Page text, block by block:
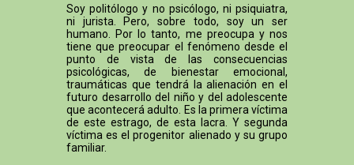
Soy politólogo y no psicólogo, ni psiquiatra,
ni jurista. Pero, sobre todo, soy un ser
humano. Por lo tanto, me preocupa y nos
tiene que preocupar el fenómeno desde el
punto de vista de las consecuencias
psicológicas, de bienestar emocional,
traumáticas que tendrá la alienación en el
futuro desarrollo del niño y del adolescente
que acontecerá adulto. Es la primera víctima
de este estrago, de esta lacra. Y segunda
víctima es el progenitor alienado y su grupo
familiar.